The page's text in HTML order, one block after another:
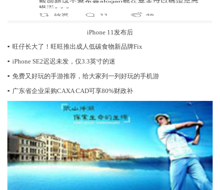
iPhone 11发布后
▪ 旺仔长大了！旺旺推出成人低碳食物新品牌Fix
▪ iPhone SE2迟迟未发，仅3.3英寸的迷
▪ 免费又好玩的手游推荐，给大家列一列好玩的手机游
▪ 广东省企业采购CAXA CAD可享80%财政补